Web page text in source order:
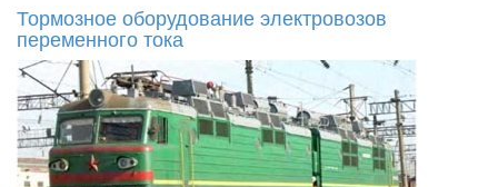
Тормозное оборудование электровозов
переменного тока